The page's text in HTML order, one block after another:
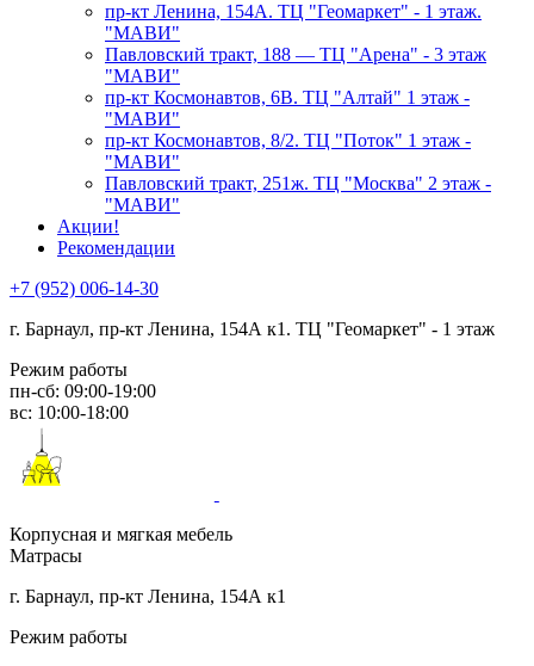
пр-кт Ленина, 154А. ТЦ "Геомаркет" - 1 этаж.
"МАВИ"
​Павловский тракт, 188 — ТЦ "Арена" - 3 этаж
"МАВИ"
пр-кт Космонавтов, 6В. ТЦ "Алтай" 1 этаж -
"МАВИ"
пр-кт Космонавтов, 8/2. ТЦ "Поток" 1 этаж -
"МАВИ"
Павловский тракт, 251ж. ТЦ "Москва" 2 этаж -
"МАВИ"
Акции!
Рекомендации
+7 (952) 006-14-30
г. Барнаул, пр-кт Ленина, 154А к1. ТЦ "Геомаркет" - 1 этаж
Режим работы
пн-сб: 09:00-19:00
вс: 10:00-18:00
Корпусная и мягкая мебель
Матрасы
г. Барнаул, пр-кт Ленина, 154А к1
Режим работы